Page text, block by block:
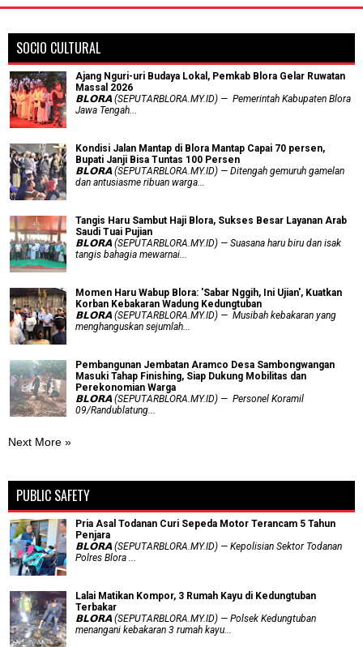
SOCIO CULTURAL
Ajang Nguri-uri Budaya Lokal, Pemkab Blora Gelar Ruwatan
Massal 2026
𝗕𝗟𝗢𝗥𝗔 (SEPUTARBLORA.MY.ID) — Pemerintah Kabupaten Blora
Jawa Tengah...
Kondisi Jalan Mantap di Blora Mantap Capai 70 persen,
Bupati Janji Bisa Tuntas 100 Persen
𝗕𝗟𝗢𝗥𝗔 (SEPUTARBLORA.MY.ID) — Ditengah gemuruh gamelan
dan antusiasme ribuan warga...
Tangis Haru Sambut Haji Blora, Sukses Besar Layanan Arab
Saudi Tuai Pujian
𝗕𝗟𝗢𝗥𝗔 (SEPUTARBLORA.MY.ID) — Suasana haru biru dan isak
tangis bahagia mewarnai...
Momen Haru Wabup Blora: ​'Sabar Nggih, Ini Ujian', Kuatkan
Korban Kebakaran Wadung Kedungtuban
𝗕𝗟𝗢𝗥𝗔 (SEPUTARBLORA.MY.ID) — Musibah kebakaran yang
menghanguskan sejumlah...
Pembangunan Jembatan Aramco Desa Sambongwangan
Masuki Tahap Finishing, Siap Dukung Mobilitas dan
Perekonomian Warga
𝗕𝗟𝗢𝗥𝗔 (SEPUTARBLORA.MY.ID) — Personel Koramil
09/Randublatung...
Next More »
PUBLIC SAFETY
Pria Asal Todanan Curi Sepeda Motor Terancam 5 Tahun
Penjara
𝗕𝗟𝗢𝗥𝗔 (SEPUTARBLORA.MY.ID) — Kepolisian Sektor Todanan
Polres Blora ...
Lalai Matikan Kompor, 3 Rumah Kayu di Kedungtuban
Terbakar
𝗕𝗟𝗢𝗥𝗔 (SEPUTARBLORA.MY.ID) — Polsek Kedungtuban
menangani kebakaran 3 rumah kayu...